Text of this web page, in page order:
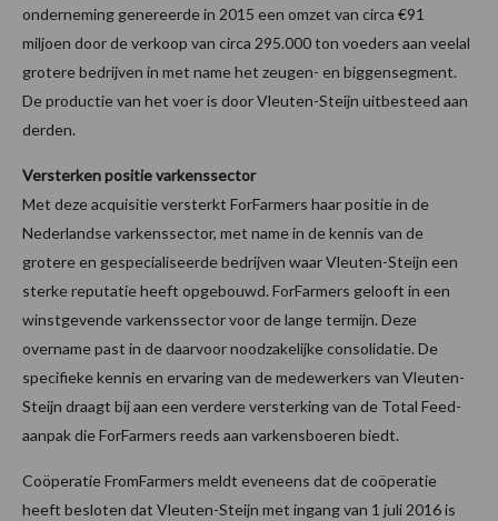
onderneming genereerde in 2015 een omzet van circa €91
miljoen door de verkoop van circa 295.000 ton voeders aan veelal
grotere bedrijven in met name het zeugen- en biggensegment.
De productie van het voer is door Vleuten-Steijn uitbesteed aan
derden.
Versterken positie varkenssector
Met deze acquisitie versterkt ForFarmers haar positie in de
Nederlandse varkenssector, met name in de kennis van de
grotere en gespecialiseerde bedrijven waar Vleuten-Steijn een
sterke reputatie heeft opgebouwd. ForFarmers gelooft in een
winstgevende varkenssector voor de lange termijn. Deze
overname past in de daarvoor noodzakelijke consolidatie. De
specifieke kennis en ervaring van de medewerkers van Vleuten-
Steijn draagt bij aan een verdere versterking van de Total Feed-
aanpak die ForFarmers reeds aan varkensboeren biedt.
Coöperatie FromFarmers meldt eveneens dat de coöperatie
heeft besloten dat Vleuten-Steijn met ingang van 1 juli 2016 is